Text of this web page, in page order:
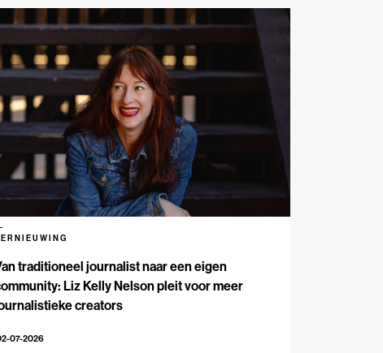
traditioneel journalist naar een eigen
Liz Kelly Nelson pleit voor meer
creators
07-2026